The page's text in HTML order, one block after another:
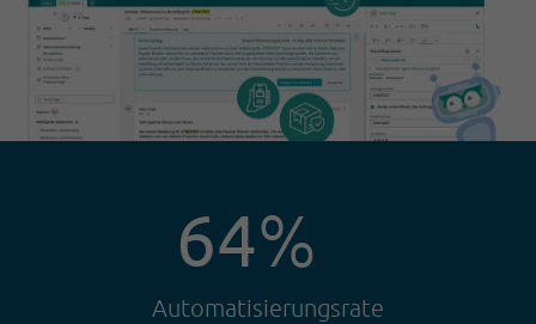
64%
Automatisierungsrate